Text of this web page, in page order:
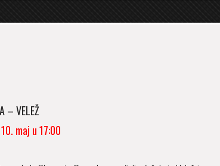
– VELEŽ
maj u 17:00